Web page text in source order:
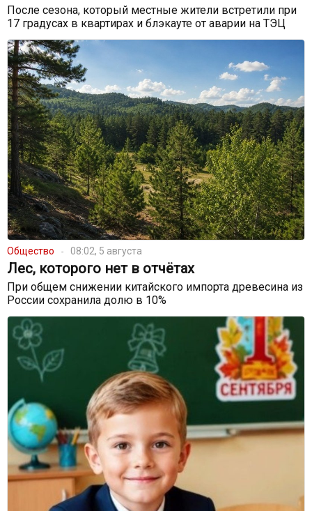
После сезона, который местные жители встретили при
17 градусах в квартирах и блэкауте от аварии на ТЭЦ
Общество 08:02, 5 августа
Лес, которого нет в отчётах
При общем снижении китайского импорта древесина из
России сохранила долю в 10%